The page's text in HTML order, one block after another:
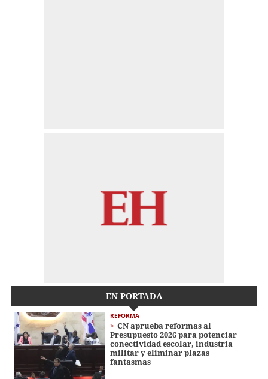
EN PORTADA
REFORMA
CN aprueba reformas al
Presupuesto 2026 para potenciar
conectividad escolar, industria
militar y eliminar plazas
fantasmas